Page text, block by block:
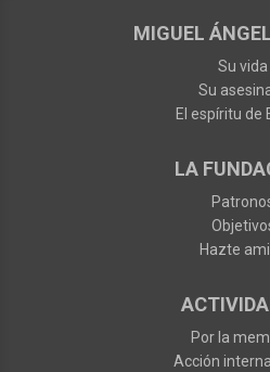
MIGUEL
Su vida
Su
El espíritu de
LA
Hazte
Por la
Acción